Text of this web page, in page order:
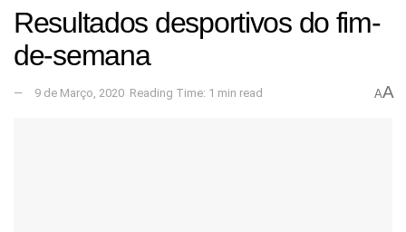
Resultados desportivos do fim-
de-semana
9 de Março, 2020 Reading Time: 1 min read AA